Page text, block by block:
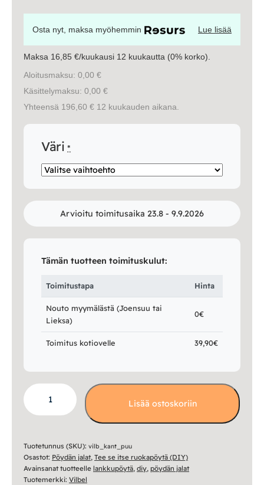
Osta nyt, maksa myöhemmin Lue lisää
Maksa 16,85 €/kuukausi 12 kuukautta (0% korko).
Aloitusmaksu: 0,00 €
Käsittelymaksu: 0,00 €
Yhteensä 196,60 € 12 kuukauden aikana.
Väri *
Arvioitu toimitusaika 23.8 - 9.9.2026
Tämän tuotteen toimituskulut:
Toimitustapa Hinta
Nouto myymälästä (Joensuu tai
Lieksa)
0€
Toimitus kotiovelle 39,90€
Pöydän
kantikas
puujalka
90
cm
Lisää ostoskoriin
Tuotetunnus (SKU): vilb_kant_puu
Osastot: Pöydän jalat, Tee se itse ruokapöytä (DIY)
Avainsanat tuotteelle lankkupöytä, diy, pöydän jalat
Tuotemerkki: Vilbel